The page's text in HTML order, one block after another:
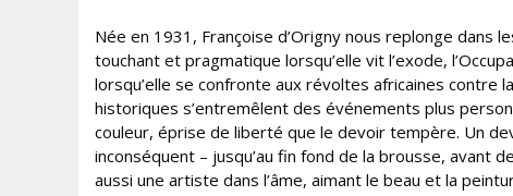
Née en 1931, Françoise d’Origny nous replonge dans
touchant et pragmatique lorsqu’elle vit l’exode,
lorsqu’elle se confronte aux révoltes africaines contre
historiques s’entremêlent des événements plus
couleur, éprise de liberté que le devoir tempère. Un
inconséquent – jusqu’au fin fond de la brousse, avant
aussi une artiste dans l’âme, aimant le beau et la